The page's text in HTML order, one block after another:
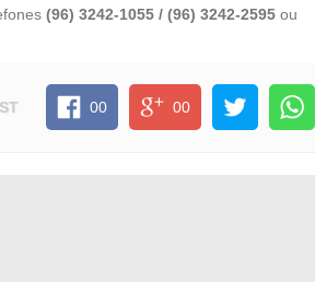
(96) 3242-1055 / (96) 3242-2595 ou
00 00